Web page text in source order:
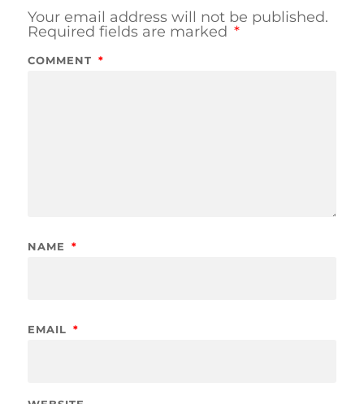
Your email address will not be published.
Required fields are marked *
COMMENT *
NAME *
EMAIL *